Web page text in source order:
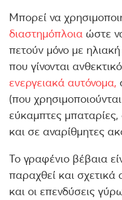
Μπορεί να
διαστημόπλοια ώστε
πετούν μόνο με
που γίνονται
ενεργειακά αυτόνομα,
(που
εύκαμπτες
και σε αναρίθμητες
Το γραφένιο βέβαια
παραχθεί και
και οι επενδύσεις